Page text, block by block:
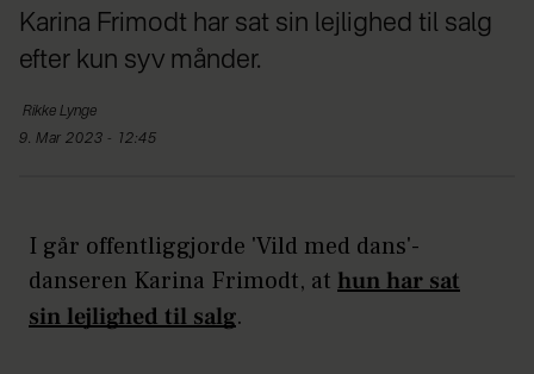
Karina Frimodt har sat sin lejlighed til salg
efter kun syv månder.
Rikke Lynge
9. Mar 2023 - 12:45
I går offentliggjorde 'Vild med dans'-
danseren Karina Frimodt, at hun har sat
sin lejlighed til salg.